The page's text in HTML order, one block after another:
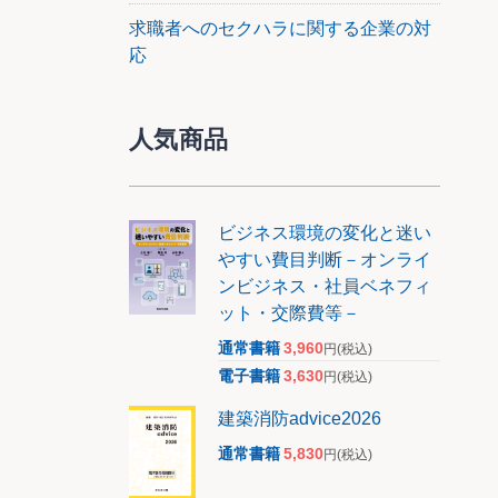
求職者へのセクハラに関する企業の対
応
人気商品
ビジネス環境の変化と迷い
やすい費目判断－オンライ
ンビジネス・社員ベネフィ
ット・交際費等－
通常書籍3,960円(税込)
電子書籍3,630円(税込)
建築消防advice2026
通常書籍5,830円(税込)